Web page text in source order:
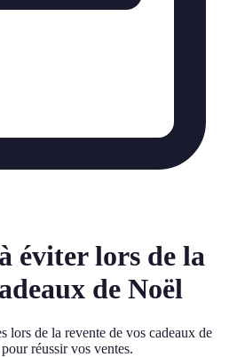
éviter lors de la
de Noël
lors de la revente de vos cadeaux de
réussir vos ventes.